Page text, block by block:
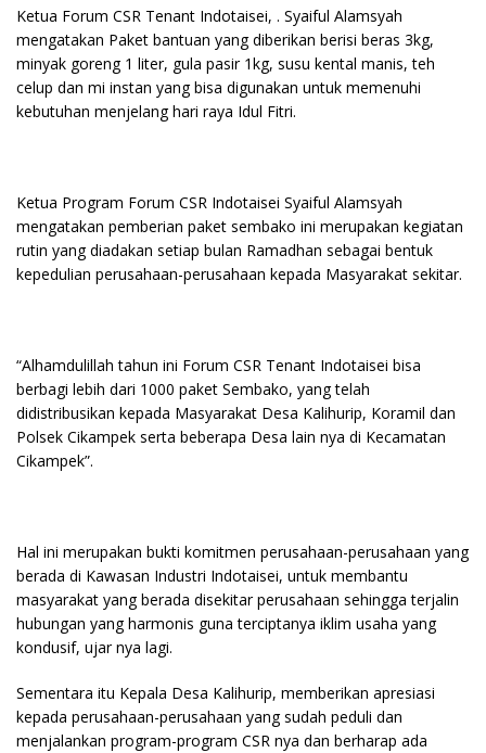
Ketua Forum CSR Tenant Indotaisei, . Syaiful Alamsyah
mengatakan Paket bantuan yang diberikan berisi beras 3kg,
minyak goreng 1 liter, gula pasir 1kg, susu kental manis, teh
celup dan mi instan yang bisa digunakan untuk memenuhi
kebutuhan menjelang hari raya Idul Fitri.
Ketua Program Forum CSR Indotaisei Syaiful Alamsyah
mengatakan pemberian paket sembako ini merupakan kegiatan
rutin yang diadakan setiap bulan Ramadhan sebagai bentuk
kepedulian perusahaan-perusahaan kepada Masyarakat sekitar.
“Alhamdulillah tahun ini Forum CSR Tenant Indotaisei bisa
berbagi lebih dari 1000 paket Sembako, yang telah
didistribusikan kepada Masyarakat Desa Kalihurip, Koramil dan
Polsek Cikampek serta beberapa Desa lain nya di Kecamatan
Cikampek”.
Hal ini merupakan bukti komitmen perusahaan-perusahaan yang
berada di Kawasan Industri Indotaisei, untuk membantu
masyarakat yang berada disekitar perusahaan sehingga terjalin
hubungan yang harmonis guna terciptanya iklim usaha yang
kondusif, ujar nya lagi.
Sementara itu Kepala Desa Kalihurip, memberikan apresiasi
kepada perusahaan-perusahaan yang sudah peduli dan
menjalankan program-program CSR nya dan berharap ada